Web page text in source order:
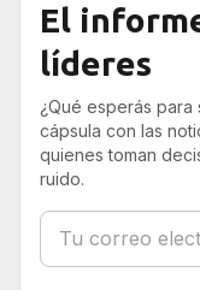
El
líderes
¿Qué esperás para
cápsula con las
quienes toman
ruido.